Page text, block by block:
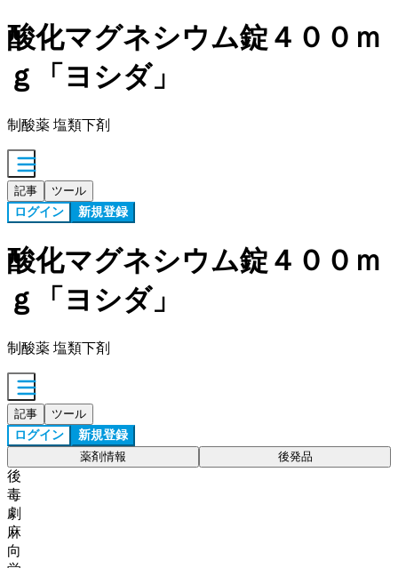
酸化マグネシウム錠４００ｍ
ｇ「ヨシダ」
制酸薬 塩類下剤
記事 ツール
ログイン 新規登録
酸化マグネシウム錠４００ｍ
ｇ「ヨシダ」
制酸薬 塩類下剤
記事 ツール
ログイン 新規登録
薬剤情報 後発品
後
毒
劇
麻
向